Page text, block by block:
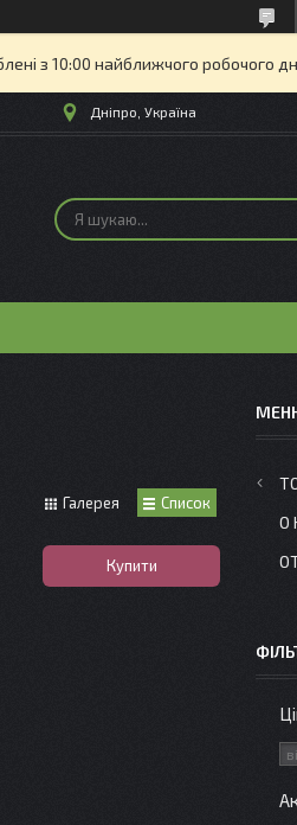
з 10:00 найближчого робочого
Дніпро, Україна
Галерея Список
Купити
О